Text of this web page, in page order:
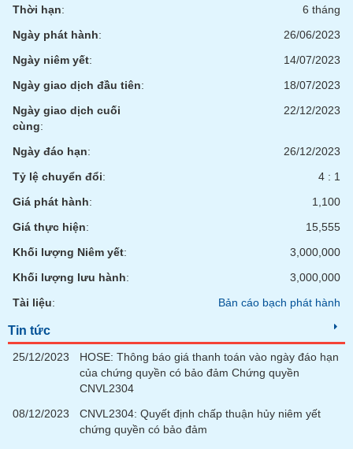
Thời hạn:
6 tháng
Ngày phát hành:
26/06/2023
Ngày niêm yết:
14/07/2023
Ngày giao dịch đầu tiên:
18/07/2023
Ngày giao dịch cuối
cùng:
22/12/2023
Ngày đáo hạn:
26/12/2023
Tỷ lệ chuyển đổi:
4 : 1
Giá phát hành:
1,100
Giá thực hiện:
15,555
Khối lượng Niêm yết:
3,000,000
Khối lượng lưu hành:
3,000,000
Tài liệu: Bản cáo bạch phát hành
Tin tức
25/12/2023
HOSE: Thông báo giá thanh toán vào ngày đáo hạn
của chứng quyền có bảo đảm Chứng quyền
CNVL2304
08/12/2023
CNVL2304: Quyết định chấp thuận hủy niêm yết
chứng quyền có bảo đảm
Sách
tài
Công
đầu
tư
Truyền
tài
chính
Dữ